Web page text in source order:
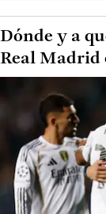
Dónde y a
Real Madrid